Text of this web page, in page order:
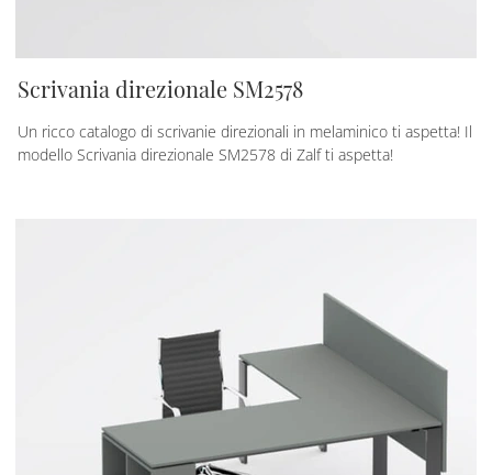
Scrivania direzionale SM2578
Un ricco catalogo di scrivanie direzionali in melaminico ti aspetta! Il
modello Scrivania direzionale SM2578 di Zalf ti aspetta!